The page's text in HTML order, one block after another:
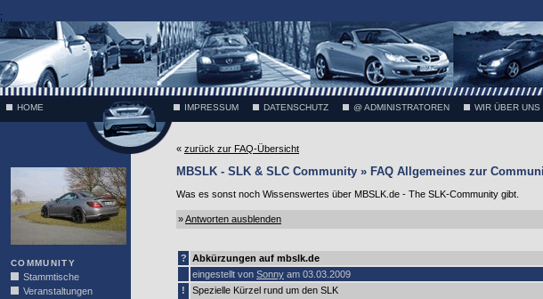
;
HOME IMPRESSUM DATENSCHUTZ @ ADMINISTRATOREN WIR ÜBER UNS
COMMUNITY
Stammtische
Veranstaltungen
« zurück zur FAQ-Übersicht
MBSLK - SLK & SLC Community » FAQ Allgemeines zur
Was es sonst noch Wissenswertes über MBSLK.de - The SLK-Community gibt.
»Antworten ausblenden
? Abkürzungen auf mbslk.de
eingestellt von Sonny am 03.03.2009
!
Spezielle Kürzel rund um den SLK